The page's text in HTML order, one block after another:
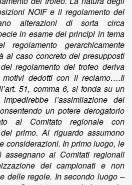
NOIF e il regolamento del
alterazioni di sorta circa
in esame dei principi in tema
regolamento gerarchicamente
al caso concreto dei presupposti
regolamento del trofeo deriva
motivi dedotti con il reclamo….Il
51, comma 6, si fonda su un
l’assimilazione del
un potere derogatorio
al Comitato regionale con
primo. Al riguardo assumono
considerazioni. In primo luogo, le
ai Comitati regionali
dei campionati e non
delle regole. In secondo luogo –